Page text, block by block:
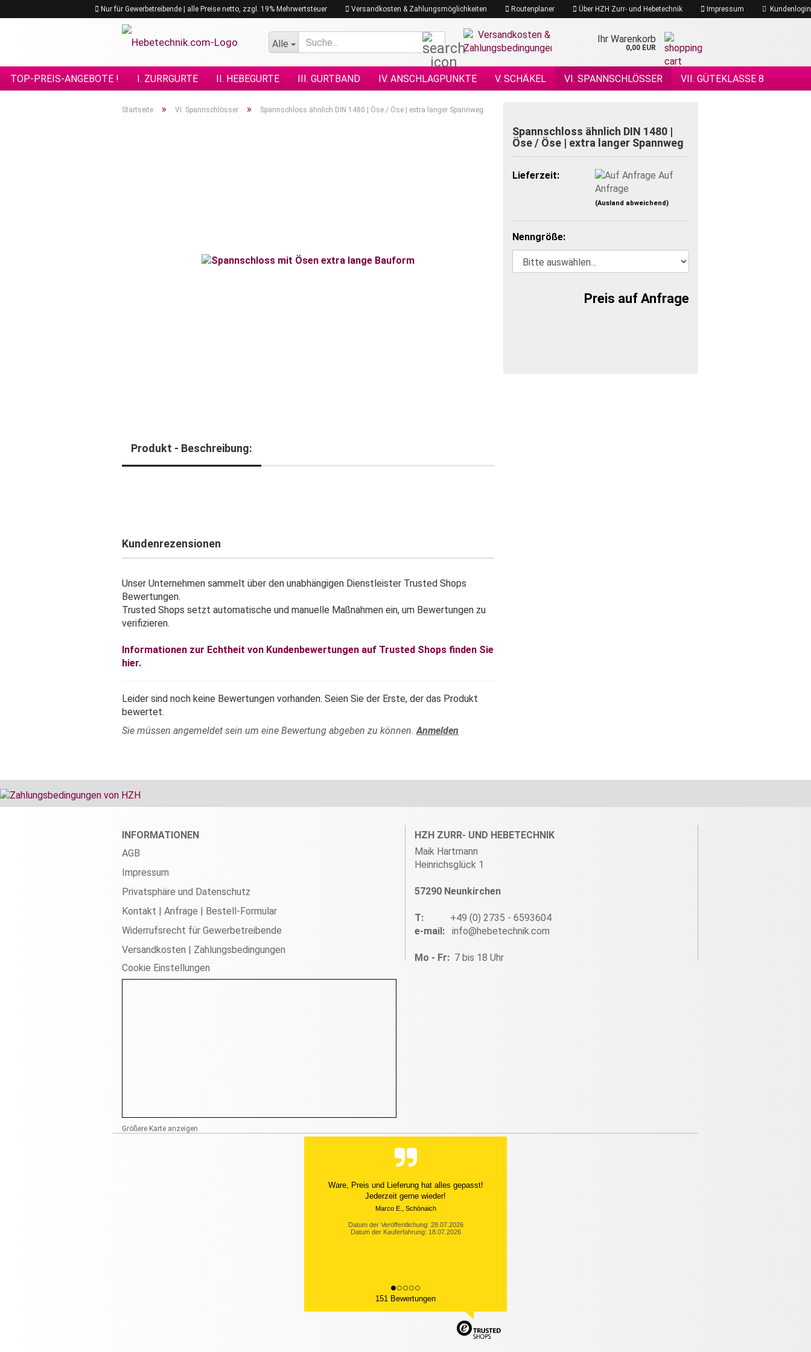
Nur für Gewerbetreibende | alle Preise netto, zzgl. 19% Mehrwertsteuer Versandkosten & Zahlungsmöglichkeiten Routenplaner Über HZH Zurr- und Hebetechnik Impressum Kundenlogin
Alle
Suche... Ihr Warenkorb
0,00 EUR
TOP-PREIS-ANGEBOTE ! I. ZURRGURTE II. HEBEGURTE III. GURTBAND IV. ANSCHLAGPUNKTE V. SCHÄKEL VI. SPANNSCHLÖSSER VII. GÜTEKLASSE 8
XI. KETTENZÜGE
XVIII. HÖHENSICHERHEIT
Startseite » VI. Spannschlösser » Spannschloss ähnlich DIN 1480 | Öse / Öse | extra langer Spannweg
Spannschloss ähnlich DIN 1480 |
Öse / Öse | extra langer Spannweg
Lieferzeit:
Auf
Anfrage
(Ausland abweichend)
Nenngröße:
Preis auf Anfrage
Produkt - Beschreibung:
Kundenrezensionen
Unser Unternehmen sammelt über den unabhängigen Dienstleister Trusted Shops
Bewertungen.
Trusted Shops setzt automatische und manuelle Maßnahmen ein, um Bewertungen zu
verifizieren.
Informationen zur Echtheit von Kundenbewertungen auf Trusted Shops finden Sie
hier.
Leider sind noch keine Bewertungen vorhanden. Seien Sie der Erste, der das Produkt
bewertet.
Sie müssen angemeldet sein um eine Bewertung abgeben zu können.Anmelden
INFORMATIONEN
AGB
Impressum
Privatsphäre und Datenschutz
Kontakt | Anfrage | Bestell-Formular
Widerrufsrecht für Gewerbetreibende
Versandkosten | Zahlungsbedingungen
Cookie Einstellungen
HZH ZURR- UND HEBETECHNIK
Maik Hartmann
Heinrichsglück 1
57290 Neunkirchen
T: +49 (0) 2735 - 6593604
e-mail: info@hebetechnik.com
Mo - Fr: 7 bis 18 Uhr
Größere Karte anzeigen
Ware, Preis und Lieferung hat alles gepasst!
Jederzeit gerne wieder!
Marco E., Schönaich
Datum der Veröffentlichung: 28.07.2026
Datum der Kauferfahrung: 18.07.2026
151 Bewertungen